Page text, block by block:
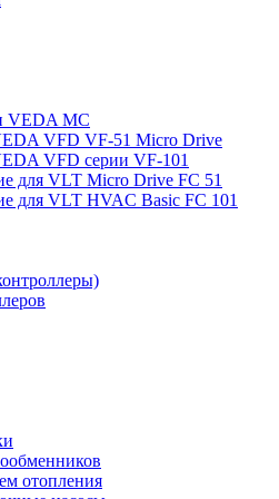
VEDA MC
VFD VF-51 Micro Drive
VFD серии VF-101
для VLT Micro Drive FC 51
для VLT HVAC Basic FC 101
отопления